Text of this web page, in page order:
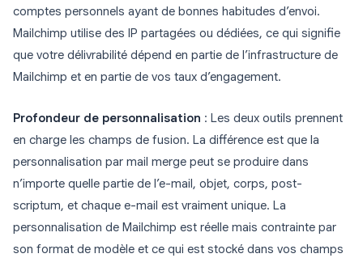
comptes personnels ayant de bonnes habitudes d’envoi.
Mailchimp utilise des IP partagées ou dédiées, ce qui signifie
que votre délivrabilité dépend en partie de l’infrastructure de
Mailchimp et en partie de vos taux d’engagement.
Profondeur de personnalisation : Les deux outils prennent
en charge les champs de fusion. La différence est que la
personnalisation par mail merge peut se produire dans
n’importe quelle partie de l’e-mail, objet, corps, post-
scriptum, et chaque e-mail est vraiment unique. La
personnalisation de Mailchimp est réelle mais contrainte par
son format de modèle et ce qui est stocké dans vos champs